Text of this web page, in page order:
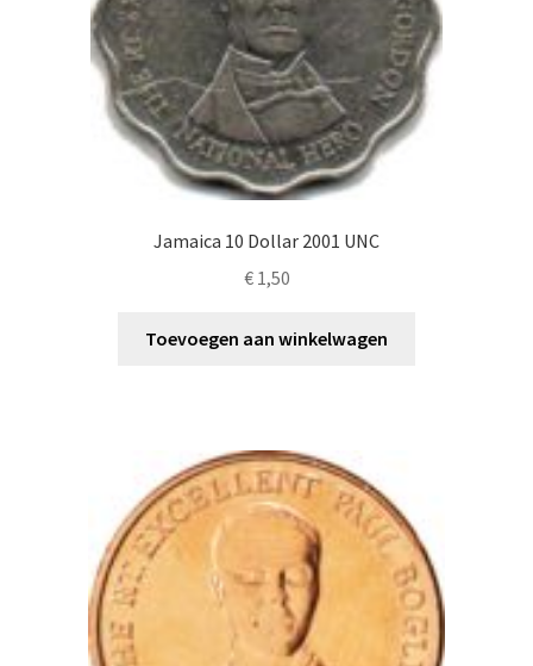
Jamaica 10 Dollar 2001 UNC
€1,50
Toevoegen aan winkelwagen